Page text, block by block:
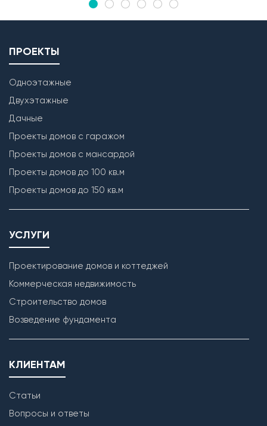
ПРОЕКТЫ
Одноэтажные
Двухэтажные
Дачные
Проекты домов с гаражом
Проекты домов с мансардой
Проекты домов до 100 кв.м
Проекты домов до 150 кв.м
УСЛУГИ
Проектирование домов и коттеджей
Коммерческая недвижимость
Строительство домов
Возведение фундамента
КЛИЕНТАМ
Статьи
Вопросы и ответы